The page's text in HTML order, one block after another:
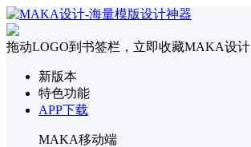
拖动LOGO到书签栏，立即收藏MAKA设计
新版本
特色功能
APP下载
MAKA移动端